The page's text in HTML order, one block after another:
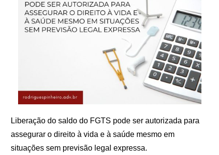
Liberação do saldo do FGTS pode ser autorizada para
assegurar o direito à vida e à saúde mesmo em
situações sem previsão legal expressa.